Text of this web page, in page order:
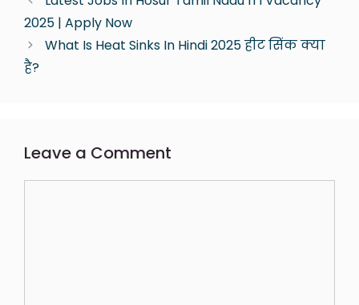
2025 | Apply Now
What Is Heat Sinks In Hindi 2025 हीट सिंक क्या
है?
Leave a Comment